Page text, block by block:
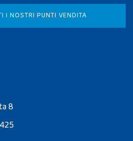
I NOSTRI PUNTI VENDITA
8